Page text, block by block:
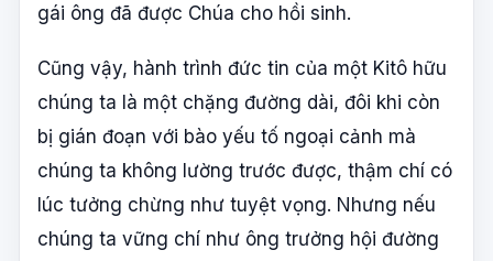
gái ông đã được Chúa cho hồi sinh.
Cũng vậy, hành trình đức tin của một Kitô hữu
chúng ta là một chặng đường dài, đôi khi còn
bị gián đoạn với bào yếu tố ngoại cảnh mà
chúng ta không lường trước được, thậm chí có
lúc tưởng chừng như tuyệt vọng. Nhưng nếu
chúng ta vững chí như ông trưởng hội đường